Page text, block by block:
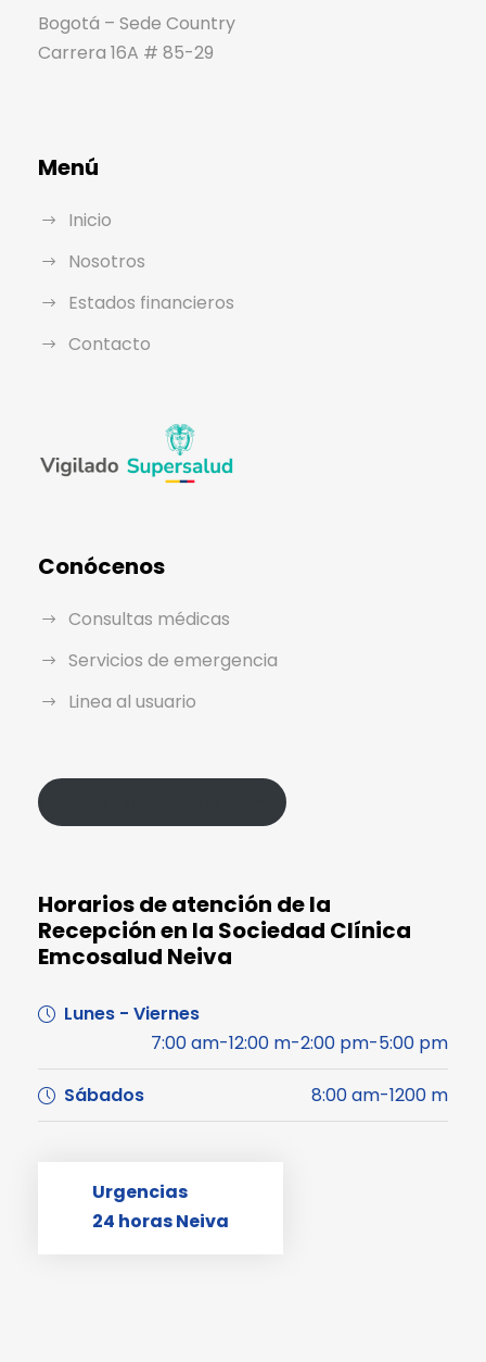
Bogotá – Sede Country
Carrera 16A # 85-29
Menú
Inicio
Nosotros
Estados financieros
Contacto
Conócenos
Consultas médicas
Servicios de emergencia
Linea al usuario
Horarios de atención de la
Recepción en la Sociedad Clínica
Emcosalud Neiva
Lunes - Viernes
7:00 am-12:00 m-2:00 pm-5:00 pm
Sábados 8:00 am-1200 m
Urgencias
24 horas Neiva